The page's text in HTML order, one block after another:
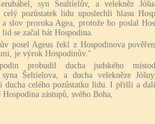
syn Šealtíelův, a velekněz
celý pozůstatek lidu uposlechli hlasu
a slov proroka Agea, protože ho poslal
se začal bát Hospodina.
posel Ageus řekl z Hospodinova
je výrok Hospodinův."
probudil ducha judského
syna Šeltíelova, a ducha velekněze
i ducha celého pozůstatku lidu. I přišli a
zástupů, svého Boha,